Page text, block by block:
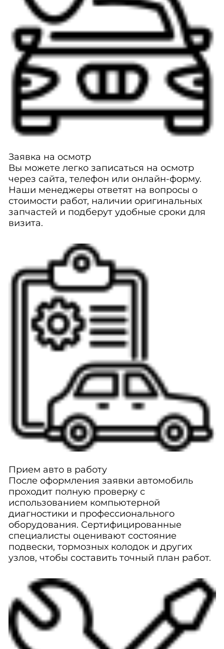
Заявка на осмотр
Вы можете легко записаться на осмотр
через сайта, телефон или онлайн-форму.
Наши менеджеры ответят на вопросы о
стоимости работ, наличии оригинальных
запчастей и подберут удобные сроки для
визита.
Прием авто в работу
После оформления заявки автомобиль
проходит полную проверку с
использованием компьютерной
диагностики и профессионального
оборудования. Сертифицированные
специалисты оценивают состояние
подвески, тормозных колодок и других
узлов, чтобы составить точный план работ.